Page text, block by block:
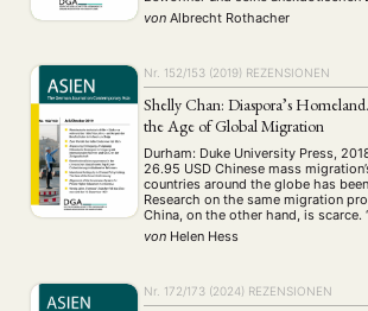
Tragik und Lebensfreude mit großer
fur Skurrilität sehr anschaulich dar.
von Albrecht Rothacher
Nr. 152/153 (2019) REZENSIONEN
Shelly Chan: Diaspora’s
the Age of Global Migration
Durham: Duke University Press,
26.95 USD Chinese mass
countries around the globe has
Research on the same migration
China, on the other hand, is scarce.
Homeland” tackles this gap by
relationship between Chinese
von Helen Hess
Nr. 172/173 (2024) REZENSIONEN